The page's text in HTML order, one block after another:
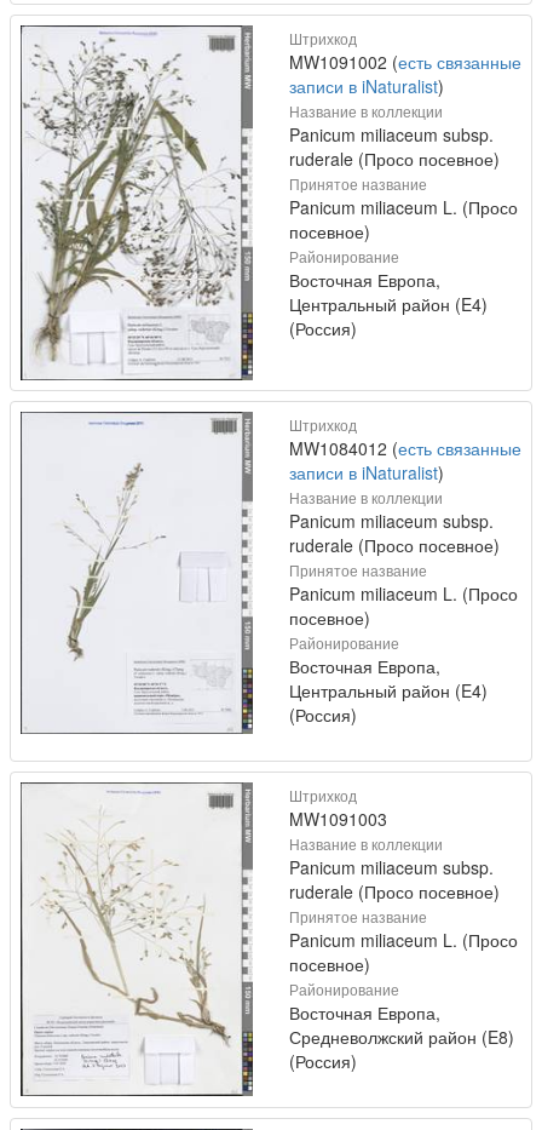
Штрихкод
MW1091002 (есть связанные
записи в iNaturalist)
Название в коллекции
Panicum miliaceum subsp.
ruderale (Просо посевное)
Принятое название
Panicum miliaceum L. (Просо
посевное)
Районирование
Восточная Европа,
Центральный район (E4)
(Россия)
Штрихкод
MW1084012 (есть связанные
записи в iNaturalist)
Название в коллекции
Panicum miliaceum subsp.
ruderale (Просо посевное)
Принятое название
Panicum miliaceum L. (Просо
посевное)
Районирование
Восточная Европа,
Центральный район (E4)
(Россия)
Штрихкод
MW1091003
Название в коллекции
Panicum miliaceum subsp.
ruderale (Просо посевное)
Принятое название
Panicum miliaceum L. (Просо
посевное)
Районирование
Восточная Европа,
Средневолжский район (E8)
(Россия)